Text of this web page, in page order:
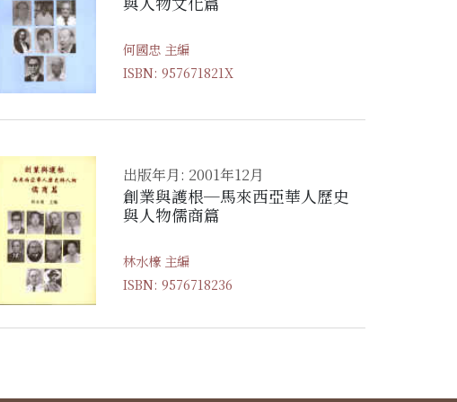
何國忠 主編
ISBN: 957671821X
出版年月: 2001年12月
創業與護根─馬來西亞華人歷史
與人物儒商篇
林水檺 主編
ISBN: 9576718236